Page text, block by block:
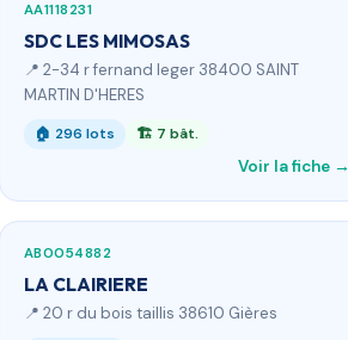
AA1118231
SDC LES MIMOSAS
📍 2-34 r fernand leger 38400 SAINT
MARTIN D'HERES
🏠 296 lots 🏗 7 bât.
Voir la fiche →
AB0054882
LA CLAIRIERE
📍 20 r du bois taillis 38610 Gières